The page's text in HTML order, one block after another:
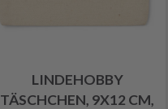
LINDEHOBBY
TÄSCHCHEN, 9X12 CM,